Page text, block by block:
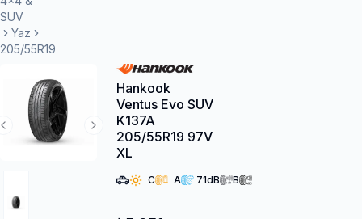
SUV
Yaz
205/55R19
Next Slide
Previous Slide
Hankook
Ventus Evo SUV
K137A
205/55R19 97V
XL
C A 71dB B